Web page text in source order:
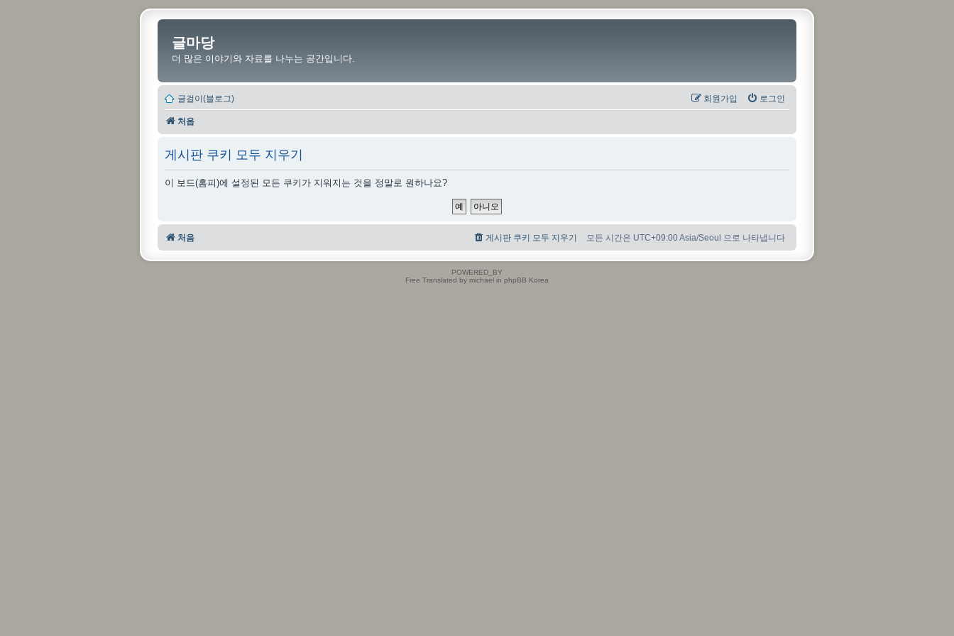
글마당
더 많은 이야기와 자료를 나누는 공간입니다.
글걸이(블로그) 로그인
회원가입
처음
게시판 쿠키 모두 지우기
이 보드(홈피)에 설정된 모든 쿠키가 지워지는 것을 정말로 원하나요?
처음 모든 시간은 UTC+09:00 Asia/Seoul 으로 나타냅니다
게시판 쿠키 모두 지우기
POWERED_BY
Free Translated by michael in phpBB Korea